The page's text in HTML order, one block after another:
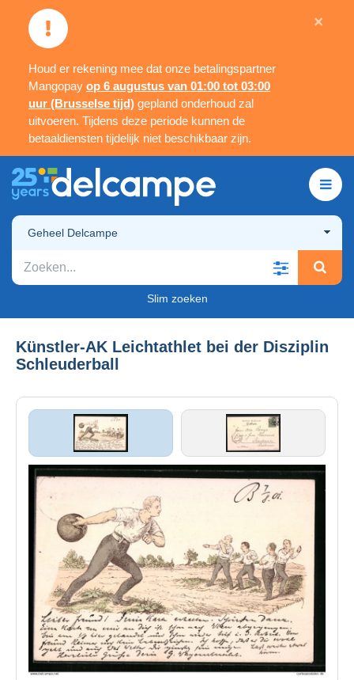
Houd er rekening mee dat onze betalingspartner
Mangopay op 6 augustus van 01:00 tot 03:00
uur (Brusselse tijd) gepland onderhoud zal
uitvoeren. Tijdens deze periode kunnen de
betaaldiensten tijdelijk niet beschikbaar zijn.
×
Geheel Delcampe
Slim zoeken
Künstler-AK Leichtathlet bei der Disziplin
Schleuderball